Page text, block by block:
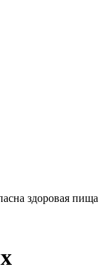
здоровая пища